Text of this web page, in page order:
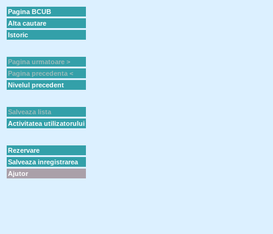
Pagina BCUB
Alta cautare
Istoric
Pagina urmatoare >
Pagina precedenta <
Nivelul precedent
Salveaza lista
Activitatea utilizatorului
Rezervare
Salveaza inregistrarea
Ajutor